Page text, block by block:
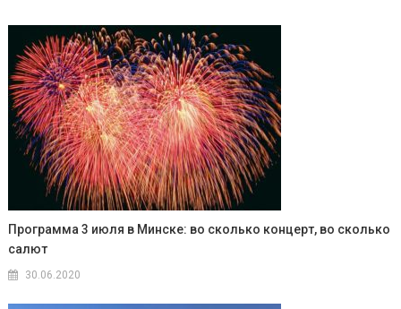
Программа 3 июля в Минске: во сколько концерт, во сколько
салют
30.06.2020